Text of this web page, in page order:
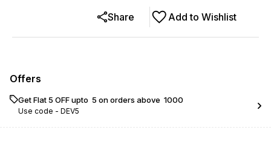
Add to Wishlist
Share
Offers
Get Flat ₹5 OFF upto ₹ 5 on orders above ₹ 1000
Use code - DEV5